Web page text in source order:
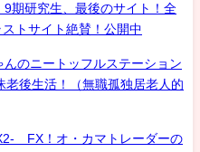
期研究生、最後のサイト！全
トサイト絶賛！公開中
のニートッフルステーション
老後生活！（無職孤独居老人的
FX！オ・カマトレーダーの